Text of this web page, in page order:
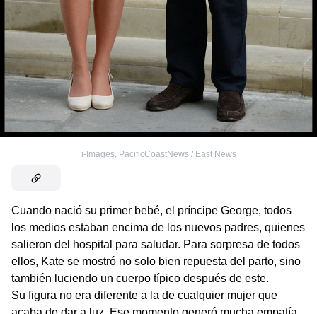
i-Images, PacificCoastNews / East News
Cuando nació su primer bebé, el príncipe George, todos
los medios estaban encima de los nuevos padres, quienes
salieron del hospital para saludar. Para sorpresa de todos
ellos, Kate se mostró no solo bien repuesta del parto, sino
también luciendo un cuerpo típico después de este.
Su figura no era diferente a la de cualquier mujer que